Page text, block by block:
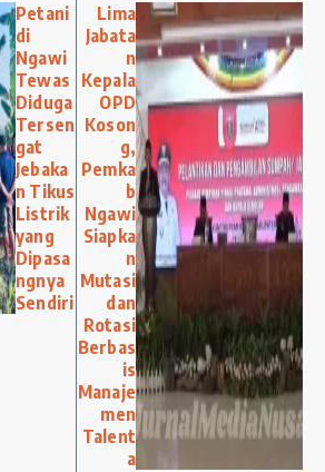
Petani
di
Ngawi
Tewas
Diduga
Tersen
gat
Jebaka
n Tikus
Listrik
yang
Dipasa
ngnya
Sendiri
Lima
Jabata
n
Kepala
OPD
Koson
g,
Pemka
b
Ngawi
Siapka
n
Mutasi
dan
Rotasi
Berbas
is
Manaje
men
Talent
a